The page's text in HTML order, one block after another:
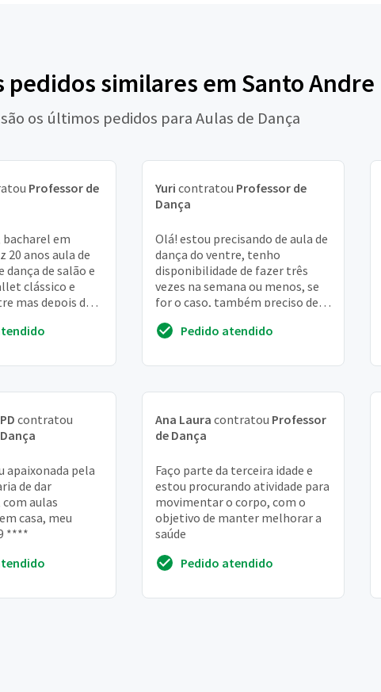
pedidos similares em Santo Andre
são os últimos pedidos para Aulas de Dança
Professor de
em
20 anos aula de
dança de salão e
clássico e
mas depois de
Yuri contratou Professor de
Dança
Olá! estou precisando de aula de
dança do ventre, tenho
disponibilidade de fazer três
vezes na semana ou menos, se
for o caso, também preciso de
Pedido atendido
contratou
apaixonada pela
de dar
aulas
casa, meu
****
Ana Laura contratou Professor
de Dança
Faço parte da terceira idade e
estou procurando atividade para
movimentar o corpo, com o
objetivo de manter melhorar a
saúde
Pedido atendido